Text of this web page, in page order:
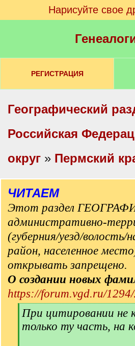
Нарисуйте свое
РЕГИСТРАЦИЯ
Географический
Российская
округ » Пермский
ЧИТАЕМ
Этот раздел
административно-
(губерния/уезд/
район, населенное
открывать запрещено.
О создании новых
https://forum.vgd.ru/
[
q
]
При цитировании не
только ту часть, на